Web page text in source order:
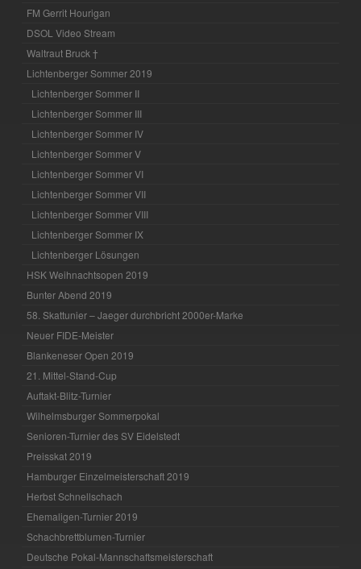
FM Gerrit Hourigan
DSOL Video Stream
Waltraut Bruck †
Lichtenberger Sommer 2019
Lichtenberger Sommer II
Lichtenberger Sommer III
Lichtenberger Sommer IV
Lichtenberger Sommer V
Lichtenberger Sommer VI
Lichtenberger Sommer VII
Lichtenberger Sommer VIII
Lichtenberger Sommer IX
Lichtenberger Lösungen
HSK Weihnachtsopen 2019
Bunter Abend 2019
58. Skattunier – Jaeger durchbricht 2000er-Marke
Neuer FIDE-Meister
Blankeneser Open 2019
21. Mittel-Stand-Cup
Auftakt-Blitz-Turnier
Wilhelmsburger Sommerpokal
Senioren-Turnier des SV Eidelstedt
Preisskat 2019
Hamburger Einzelmeisterschaft 2019
Herbst Schnellschach
Ehemaligen-Turnier 2019
Schachbrettblumen-Turnier
Deutsche Pokal-Mannschaftsmeisterschaft